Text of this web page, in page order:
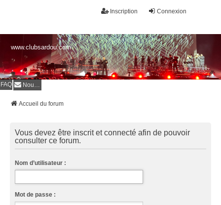
Connexion
Inscription
www.clubsardou.com
FAQ Nous contacter
Accueil du forum
Vous devez être inscrit et connecté afin de pouvoir
consulter ce forum.
Nom d’utilisateur :
Mot de passe :